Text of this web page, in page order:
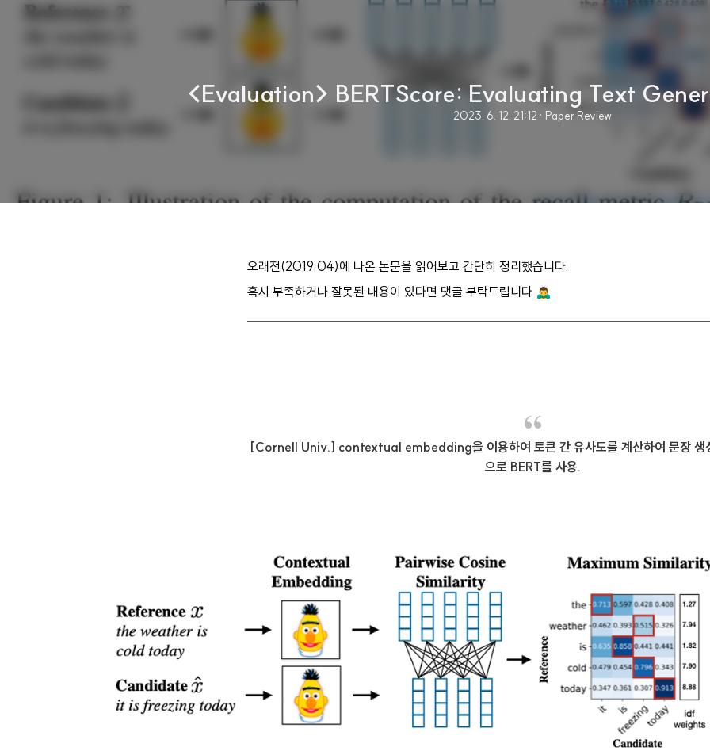
<Evaluation> BERTScore: Evaluating Text
2023. 6. 12. 21:12 · Paper Review
오래전(2019.04)에 나온 논문을 읽어보고 간단히 정리했습니다.
혹시 부족하거나 잘못된 내용이 있다면 댓글 부탁드립니다 🙇‍♂️
[Cornell Univ.] contextual embedding을 이용하여 토큰 간 유사도를 계산하여 문장 생
으로 BERT를 사용.